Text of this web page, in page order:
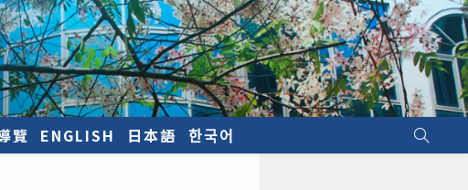
覽 ENGLISH 日本語 한국어